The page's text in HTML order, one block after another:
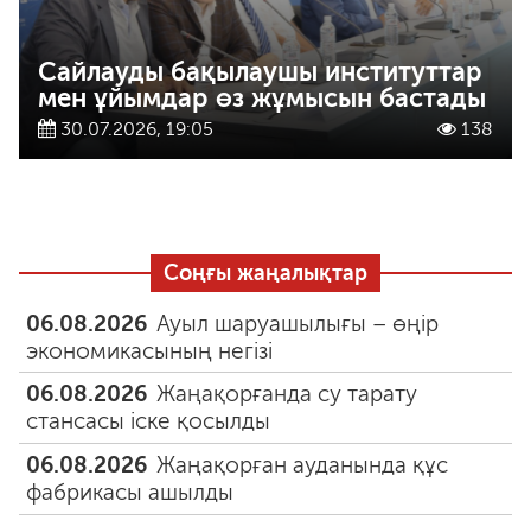
Сайлауды бақылаушы институттар
мен ұйымдар өз жұмысын бастады
30.07.2026, 19:05 138
Соңғы жаңалықтар
06.08.2026 Ауыл шаруашылығы – өңір
экономикасының негізі
06.08.2026 Жаңақорғанда су тарату
стансасы іске қосылды
06.08.2026 Жаңақорған ауданында құс
фабрикасы ашылды